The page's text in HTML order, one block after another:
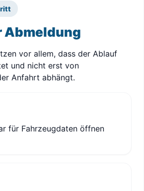
Abmeldung
vor allem, dass der Ablauf
und nicht erst von
Anfahrt abhängt.
für Fahrzeugdaten öffnen